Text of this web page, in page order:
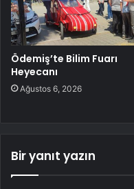
Ödemiş’te Bilim Fuarı
Heyecanı
Ağustos 6, 2026
Bir yanıt yazın